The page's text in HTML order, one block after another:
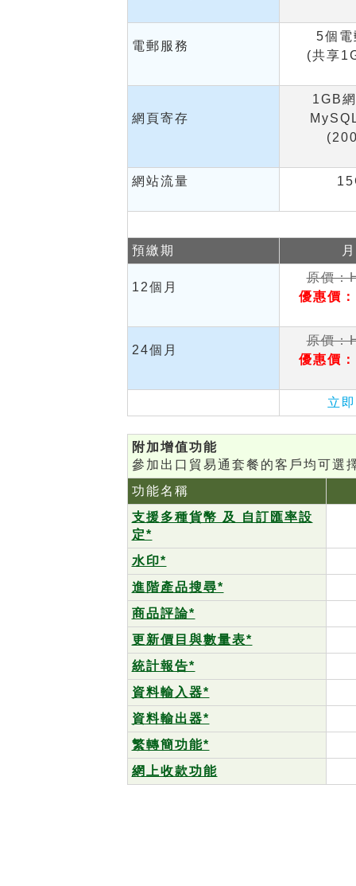
電郵服務
5個電
(共享
網頁寄存
1GB
網站流量
預繳期
12個月
原價：
優惠價
24個月
原價：
優惠價
立
附加增值功能
參加出口貿易通套餐的客戶均可選
功能名稱
支援多種貨幣 及 自訂匯率設
定*
水印*
進階產品搜尋*
商品評論*
更新價目與數量表*
統計報告*
資料輸入器*
資料輸出器*
繁轉簡功能*
網上收款功能